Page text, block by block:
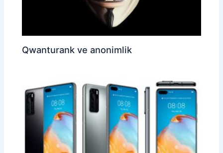
Qwanturank ve anonimlik